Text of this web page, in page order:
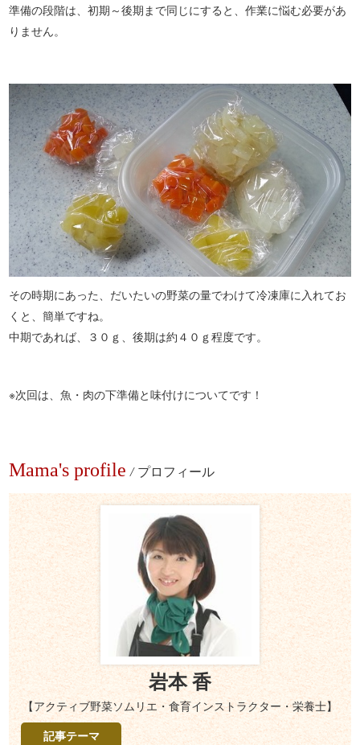
準備の段階は、初期～後期まで同じにすると、作業に悩む必要があ
りません。
その時期にあった、だいたいの野菜の量でわけて冷凍庫に入れてお
くと、簡単ですね。
中期であれば、３０ｇ、後期は約４０ｇ程度です。
※次回は、魚・肉の下準備と味付けについてです！
Mama's profile / プロフィール
岩本 香
【アクティブ野菜ソムリエ・食育インストラクター・栄養士】
記事テーマ